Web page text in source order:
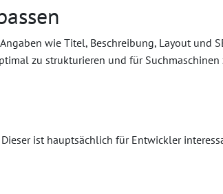
wie Titel, Beschreibung, Layout und
zu strukturieren und für
Dieser ist hauptsächlich für Entwickler